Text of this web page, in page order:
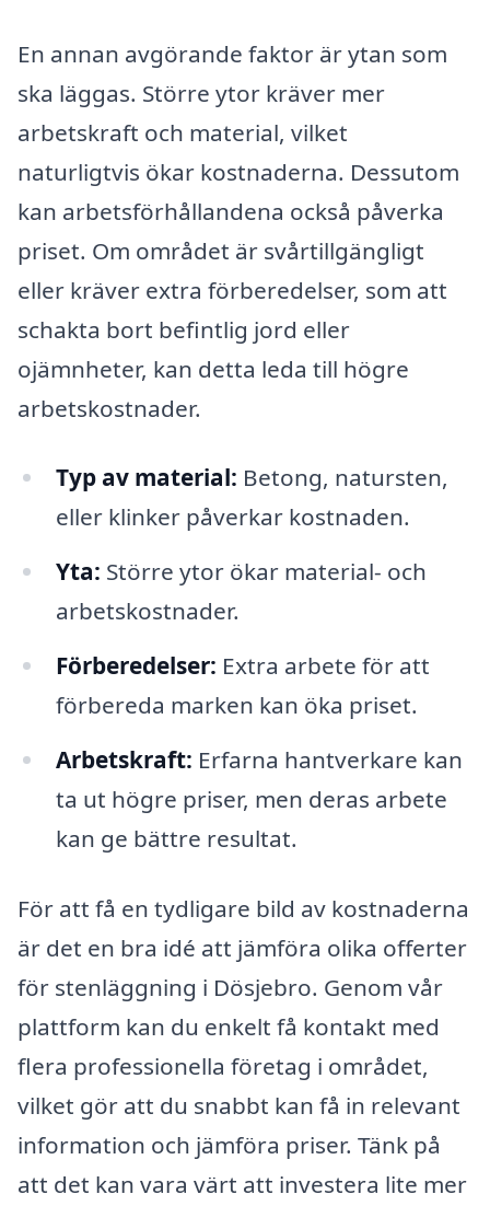
En annan avgörande faktor är ytan som
ska läggas. Större ytor kräver mer
arbetskraft och material, vilket
naturligtvis ökar kostnaderna. Dessutom
kan arbetsförhållandena också påverka
priset. Om området är svårtillgängligt
eller kräver extra förberedelser, som att
schakta bort befintlig jord eller
ojämnheter, kan detta leda till högre
arbetskostnader.
Typ av material: Betong, natursten,
eller klinker påverkar kostnaden.
Yta: Större ytor ökar material- och
arbetskostnader.
Förberedelser: Extra arbete för att
förbereda marken kan öka priset.
Arbetskraft: Erfarna hantverkare kan
ta ut högre priser, men deras arbete
kan ge bättre resultat.
För att få en tydligare bild av kostnaderna
är det en bra idé att jämföra olika offerter
för stenläggning i Dösjebro. Genom vår
plattform kan du enkelt få kontakt med
flera professionella företag i området,
vilket gör att du snabbt kan få in relevant
information och jämföra priser. Tänk på
att det kan vara värt att investera lite mer